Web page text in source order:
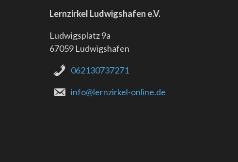
Lernzirkel Ludwigshafen e.V.
Ludwigsplatz 9a
67059 Ludwigshafen
062130737271
info@lernzirkel-online.de